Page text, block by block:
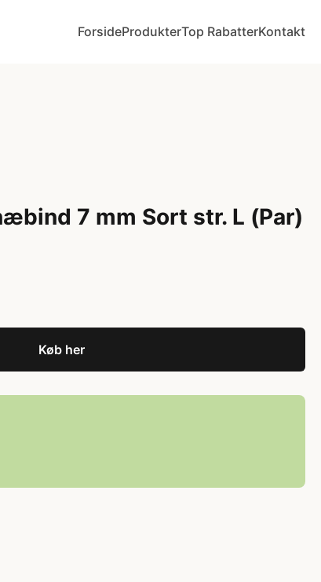
ForsideProdukterTop RabatterKontakt
7 mm Sort str. L (Par)
Køb her